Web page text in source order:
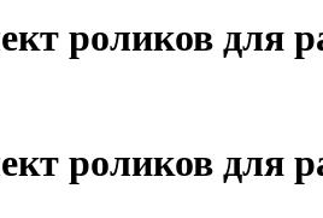
роликов для
роликов для